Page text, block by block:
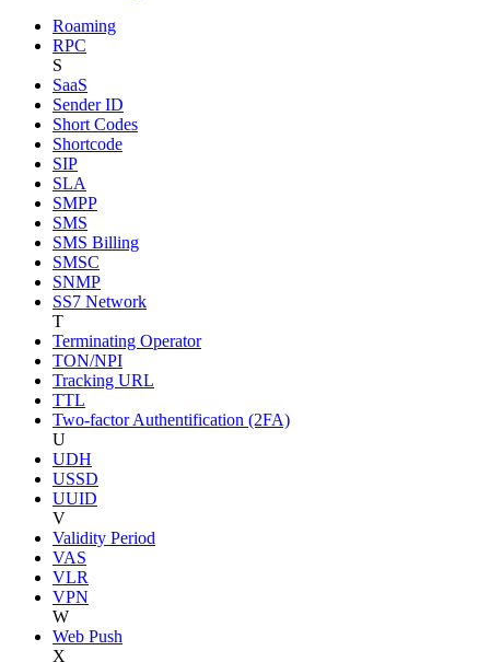
Roaming
RPC
S
SaaS
Sender ID
Short Codes
Shortcode
SIP
SLA
SMPP
SMS
SMS Billing
SMSC
SNMP
SS7 Network
T
Terminating Operator
TON/NPI
Tracking URL
TTL
Two-factor Authentification (2FA)
U
UDH
USSD
UUID
V
Validity Period
VAS
VLR
VPN
W
Web Push
X